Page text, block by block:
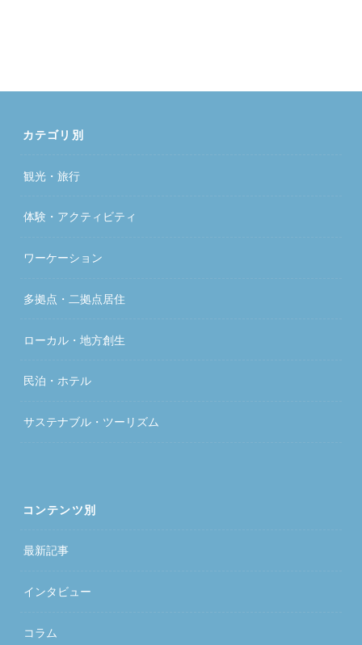
カテゴリ別
観光・旅行
体験・アクティビティ
ワーケーション
多拠点・二拠点居住
ローカル・地方創生
民泊・ホテル
サステナブル・ツーリズム
コンテンツ別
最新記事
インタビュー
コラム